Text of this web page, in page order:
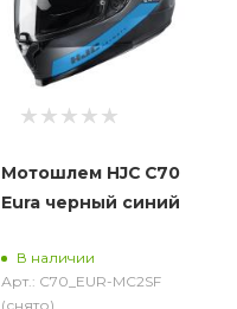
Мотошлем HJC C70
Eura черный синий
В наличии
Арт.: C70_EUR-MC2SF
(снято)